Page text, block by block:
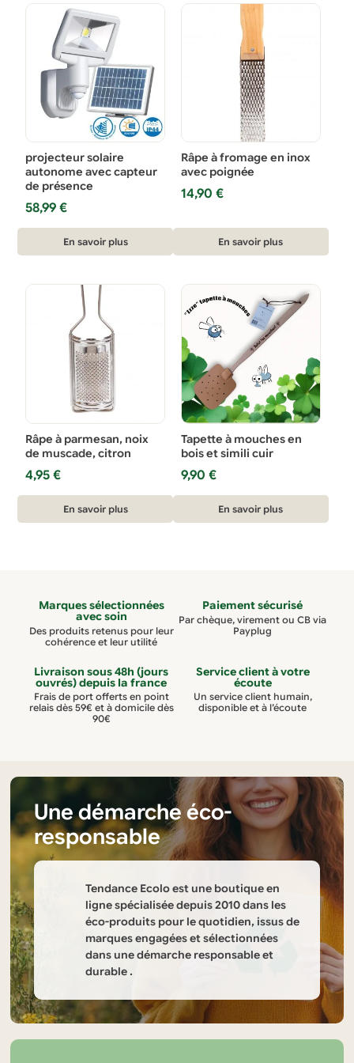
projecteur solaire
autonome avec capteur
de présence
58,99€
En savoir plus
Râpe à fromage en inox
avec poignée
14,90 €
En savoir plus
Râpe à parmesan, noix
de muscade, citron
4,95€
En savoir plus
Tapette à mouches en
bois et simili cuir
9,90 €
En savoir plus
Marques sélectionnées
avec soin
Des produits retenus pour leur
cohérence et leur utilité
Paiement sécurisé
Par chèque, virement ou CB via
Payplug
Livraison sous 48h (jours
ouvrés) depuis la france
Frais de port offerts en point
relais dès 59€ et à domicile dès
90€
Service client à votre
écoute
Un service client humain,
disponible et à l’écoute
Informations
sur
Une démarche éco-
responsable
Tendance Ecolo est une boutique en
ligne spécialisée depuis 2010 dans les
éco-produits pour le quotidien, issus de
marques engagées et sélectionnées
dans une démarche responsable et
durable .